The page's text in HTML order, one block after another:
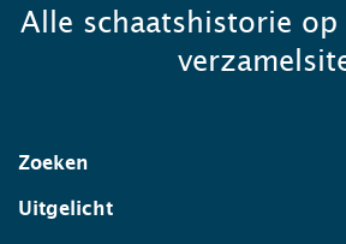
Alle schaatshistorie op
Zoeken
Uitgelicht